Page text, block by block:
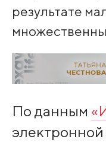
результате
По данным